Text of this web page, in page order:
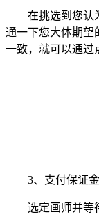
在挑选到您认为
通一下您大体期望
一致，就可以通过
3、支付保证金
选定画师并等待